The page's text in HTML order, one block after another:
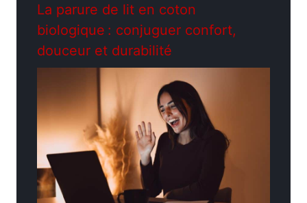
La parure de lit en coton
biologique : conjuguer confort,
douceur et durabilité